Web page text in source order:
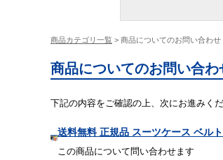
商品カテゴリ一覧 > 商品についてのお問い合わせ
商品についてのお問い合わ
下記の内容をご確認の上、次にお進みくだ
送料無料 正規品 スーツケース ベル
この商品について問い合わせます